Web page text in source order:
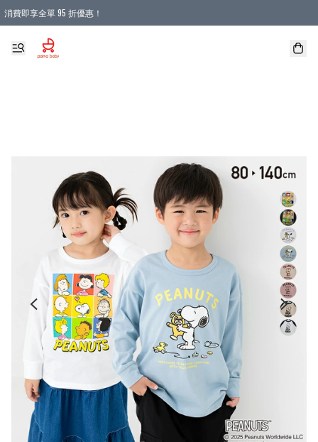
消費即享全單 95 折優惠！
購物滿 HKD 900.00即享免運費優惠！（適用於 本地送貨、本地取貨 )